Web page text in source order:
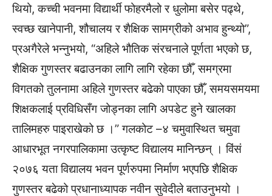
थियो, कच्ची भवनमा विद्यार्थी फोहरमैलो र धुलोमा बसेर पढ्थे,
स्वच्छ खानेपानी, शौचालय र शैक्षिक सामग्रीको अभाव हुन्थ्यो”,
प्रअगैरेले भन्नुभयो, “अहिले भौतिक संरचनाले पूर्णता भएको छ,
शैक्षिक गुणस्तर बढाउनका लागि लागि रहेका छौँ, समग्रमा
विगतको तुलनामा अहिले गुणस्तर बढेको पाएका छौँ, समयसमयमा
शिक्षकलाई प्रविधिसँग जोड्नका लागि अपडेट हुने खालका
तालिमहरु पाइराखेको छ ।” गलकोट –४ चमुवास्थित चमुवा
आधारभूत नगरपालिकामा उत्कृष्ट विद्यालय मानिन्छन् । विंसं
२०७६ यता विद्यालय भवन पूर्णरुपमा निर्माण भएपछि शैक्षिक
गुणस्तर बढेको प्रधानाध्यापक नवीन सुवेदीले बताउनुभयो ।